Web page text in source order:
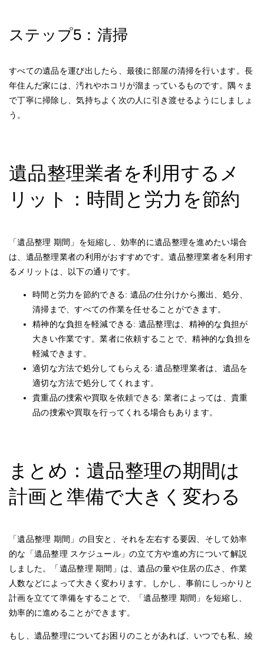
ステップ5：清掃
すべての遺品を運び出したら、最後に部屋の清掃を行います。長
年住んだ家には、汚れやホコリが溜まっているものです。隅々ま
で丁寧に掃除し、気持ちよく次の人に引き渡せるようにしましょ
う。
遺品整理業者を利用するメ
リット：時間と労力を節約
「遺品整理 期間」を短縮し、効率的に遺品整理を進めたい場合
は、遺品整理業者の利用がおすすめです。遺品整理業者を利用す
るメリットは、以下の通りです。
時間と労力を節約できる: 遺品の仕分けから搬出、処分、
清掃まで、すべての作業を任せることができます。
精神的な負担を軽減できる: 遺品整理は、精神的な負担が
大きい作業です。業者に依頼することで、精神的な負担を
軽減できます。
適切な方法で処分してもらえる: 遺品整理業者は、遺品を
適切な方法で処分してくれます。
貴重品の捜索や買取を依頼できる: 業者によっては、貴重
品の捜索や買取を行ってくれる場合もあります。
まとめ：遺品整理の期間は
計画と準備で大きく変わる
「遺品整理 期間」の目安と、それを左右する要因、そして効率
的な「遺品整理 スケジュール」の立て方や進め方について解説
しました。「遺品整理 期間」は、遺品の量や住居の広さ、作業
人数などによって大きく変わります。しかし、事前にしっかりと
計画を立てて準備をすることで、「遺品整理 期間」を短縮し、
効率的に進めることができます。
もし、遺品整理についてお困りのことがあれば、いつでも私、綾